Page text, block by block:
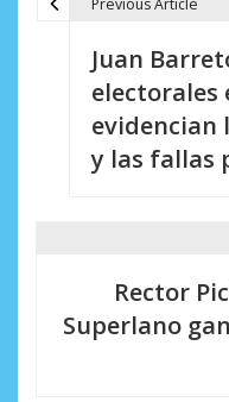
Juan
electorales
evidencian
y las fallas
Rector
Superlano